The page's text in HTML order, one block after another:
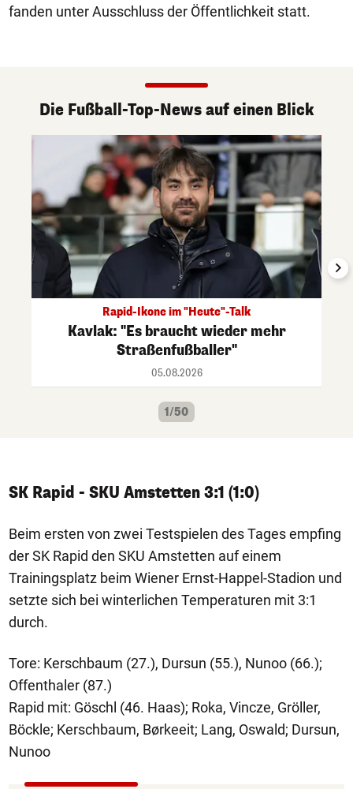
fanden unter Ausschluss der Öffentlichkeit statt.
Die Fußball-Top-News auf einen Blick
Rapid-Ikone im "Heute"-Talk
Kavlak: "Es braucht wieder mehr
Straßenfußballer"
05.08.2026
1/50
SK Rapid - SKU Amstetten 3:1 (1:0)
Beim ersten von zwei Testspielen des Tages empfing
der SK Rapid den SKU Amstetten auf einem
Trainingsplatz beim Wiener Ernst-Happel-Stadion und
setzte sich bei winterlichen Temperaturen mit 3:1
durch.
Tore: Kerschbaum (27.), Dursun (55.), Nunoo (66.);
Offenthaler (87.)
Rapid mit: Göschl (46. Haas); Roka, Vincze, Gröller,
Böckle; Kerschbaum, Børkeeit; Lang, Oswald; Dursun,
Nunoo